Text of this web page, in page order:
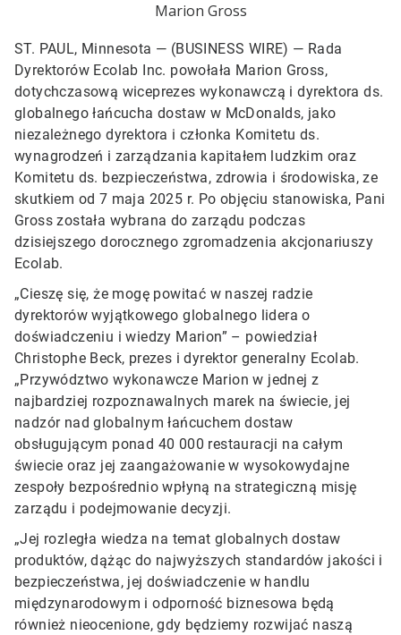
Marion Gross
ST. PAUL, Minnesota — (BUSINESS WIRE) — Rada
Dyrektorów Ecolab Inc. powołała Marion Gross,
dotychczasową wiceprezes wykonawczą i dyrektora ds.
globalnego łańcucha dostaw w McDonalds, jako
niezależnego dyrektora i członka Komitetu ds.
wynagrodzeń i zarządzania kapitałem ludzkim oraz
Komitetu ds. bezpieczeństwa, zdrowia i środowiska, ze
skutkiem od 7 maja 2025 r. Po objęciu stanowiska, Pani
Gross została wybrana do zarządu podczas
dzisiejszego dorocznego zgromadzenia akcjonariuszy
Ecolab.
„Cieszę się, że mogę powitać w naszej radzie
dyrektorów wyjątkowego globalnego lidera o
doświadczeniu i wiedzy Marion” – powiedział
Christophe Beck, prezes i dyrektor generalny Ecolab.
„Przywództwo wykonawcze Marion w jednej z
najbardziej rozpoznawalnych marek na świecie, jej
nadzór nad globalnym łańcuchem dostaw
obsługującym ponad 40 000 restauracji na całym
świecie oraz jej zaangażowanie w wysokowydajne
zespoły bezpośrednio wpłyną na strategiczną misję
zarządu i podejmowanie decyzji.
„Jej rozległa wiedza na temat globalnych dostaw
produktów, dążąc do najwyższych standardów jakości i
bezpieczeństwa, jej doświadczenie w handlu
międzynarodowym i odporność biznesowa będą
również nieocenione, gdy będziemy rozwijać naszą